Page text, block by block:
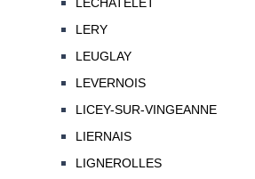
LECHATELET
LERY
LEUGLAY
LEVERNOIS
LICEY-SUR-VINGEANNE
LIERNAIS
LIGNEROLLES